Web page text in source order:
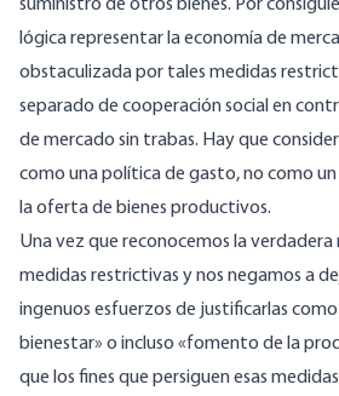
suministro de otros bienes. Por
lógica representar la economía de
obstaculizada por tales medidas
separado de cooperación social en
de mercado sin trabas. Hay que
como una política de gasto, no como
la oferta de bienes productivos.
Una vez que reconocemos la verdadera
medidas restrictivas y nos negamos a
ingenuos esfuerzos de justificarlas
bienestar» o incluso «fomento de la
que los fines que persiguen esas